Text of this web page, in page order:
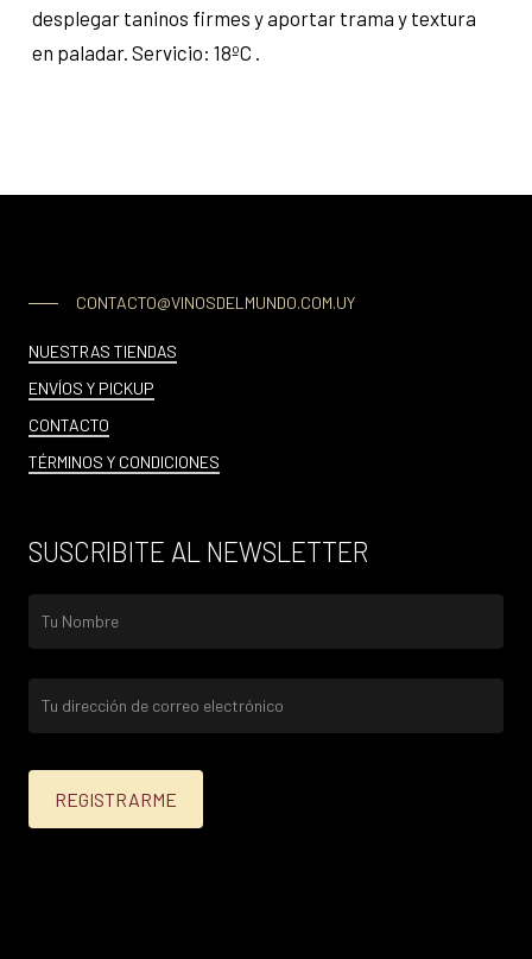
desplegar taninos firmes y aportar trama y textura
en paladar. Servicio: 18ºC .
CONTACTO@VINOSDELMUNDO.COM.UY
NUESTRAS TIENDAS
ENVÍOS Y PICKUP
CONTACTO
TÉRMINOS Y CONDICIONES
SUSCRIBITE AL NEWSLETTER